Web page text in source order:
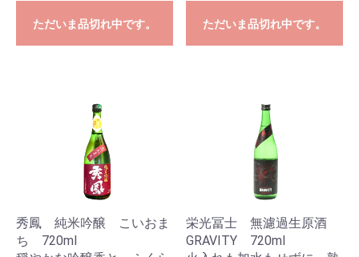
ただいま品切れ中です。 ただいま品切れ中です。
秀鳳 純米吟醸 こいおま
ち 720ml
栄光冨士 無濾過生原酒
GRAVITY 720ml